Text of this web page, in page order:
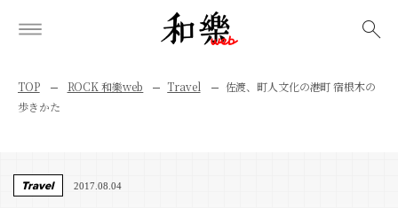
TOP ROCK 和樂web Travel
佐渡、町人文化の港町 宿根木の
歩きかた
Travel 2017.08.04